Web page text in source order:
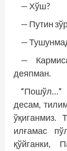
— Хўш?
— Путин
—
—
деяпман.
десам,
ўқиганмиз.
илғамас
қўйганки,